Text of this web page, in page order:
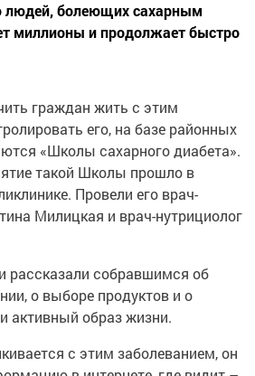
людей, болеющих сахарным
миллионы и продолжает быстро
граждан жить с этим
его, на базе районных
«Школы сахарного диабета».
такой Школы прошло в
Провели его врач-
Милицкая и врач-нутрициолог
рассказали собравшимся об
о выборе продуктов и о
активный образ жизни.
с этим заболеванием, он